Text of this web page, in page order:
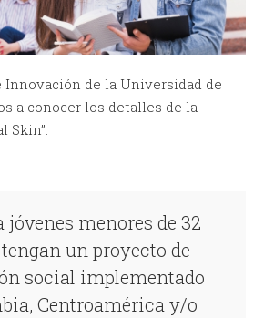
Innovación de la Universidad de
a conocer los detalles de la
Skin”.
menores de 32
un proyecto de
social implementado
Centroamérica y/o